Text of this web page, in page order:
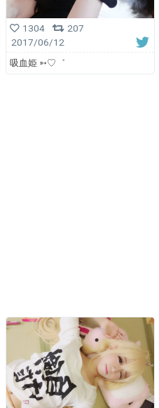
1304
207
2017/06/12
吸血姫 ➳♡゛